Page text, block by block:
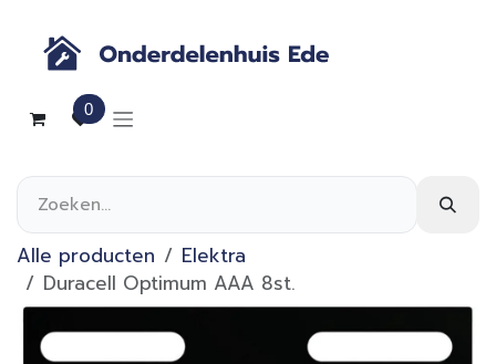
0
Alle producten
Elektra
Duracell Optimum AAA 8st.